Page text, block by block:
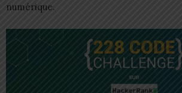
numérique.